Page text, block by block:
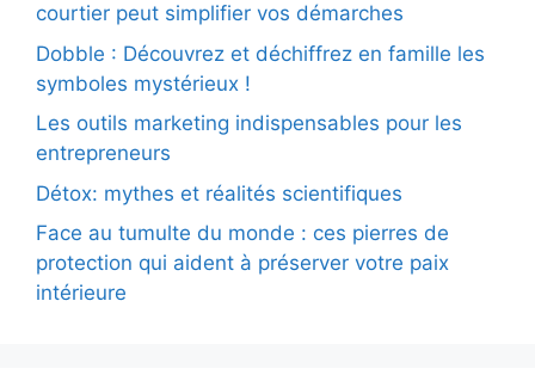
courtier peut simplifier vos démarches
Dobble : Découvrez et déchiffrez en famille les
symboles mystérieux !
Les outils marketing indispensables pour les
entrepreneurs
Détox: mythes et réalités scientifiques
Face au tumulte du monde : ces pierres de
protection qui aident à préserver votre paix
intérieure